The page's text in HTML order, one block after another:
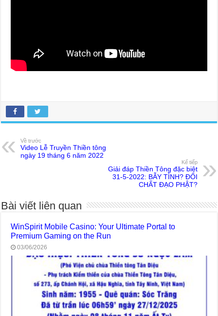
Về trước
Video Lễ Truyền Thiền tông
ngày 19 tháng 6 năm 2022
Kế tiếp
Giải đáp Thiền Tông đặc biệt
31-5-2022: BẪY TÌNH? ĐỐI
CHẤT ĐẠO PHẬT?
Bài viết liên quan
WinSpirit Mobile Casino: Your Ultimate Portal to
Premium Gaming on the Run
03/06/2026